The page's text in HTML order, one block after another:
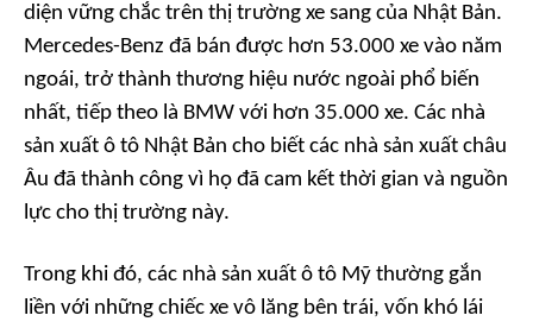
diện vững chắc trên thị trường xe sang của Nhật Bản.
Mercedes-Benz đã bán được hơn 53.000 xe vào năm
ngoái, trở thành thương hiệu nước ngoài phổ biến
nhất, tiếp theo là BMW với hơn 35.000 xe. Các nhà
sản xuất ô tô Nhật Bản cho biết các nhà sản xuất châu
Âu đã thành công vì họ đã cam kết thời gian và nguồn
lực cho thị trường này.
Trong khi đó, các nhà sản xuất ô tô Mỹ thường gắn
liền với những chiếc xe vô lăng bên trái, vốn khó lái